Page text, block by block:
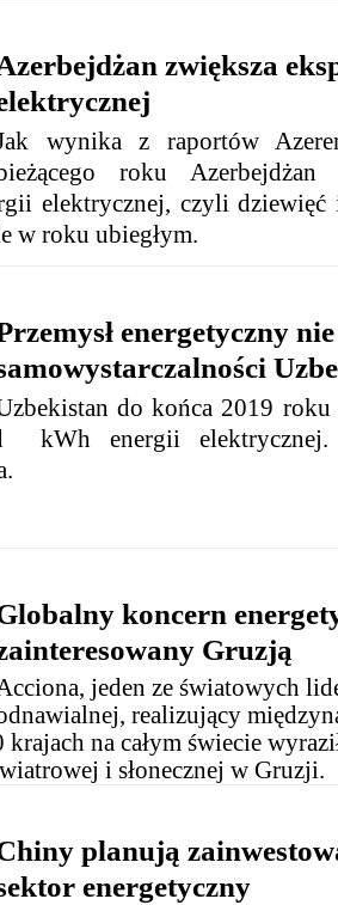
zwiększa
wynika z raportów
roku Azerbejdżan
elektrycznej, czyli
w roku ubiegłym.
energetyczny
do końca 2019 roku
energii elektrycznej.
koncern
Gruzją
jeden ze światowych
realizujący
na całym świecie
i słonecznej w Gruzji.
planują
energetyczny